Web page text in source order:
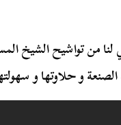
لنا من تواشيح الشيخ
و حلاوتها و